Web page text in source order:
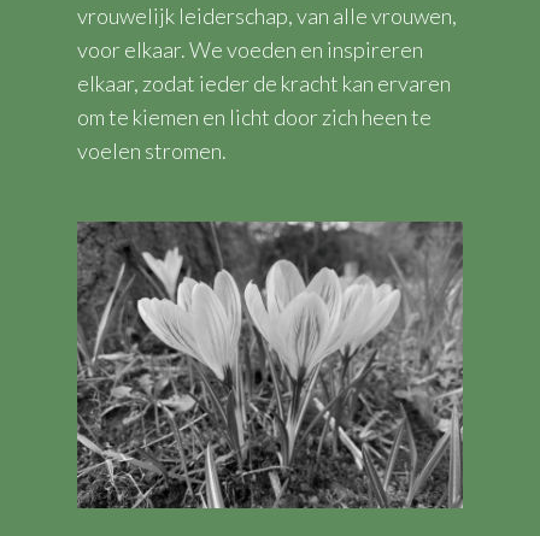
vrouwelijk leiderschap, van alle vrouwen,
voor elkaar. We voeden en inspireren
elkaar, zodat ieder de kracht kan ervaren
om te kiemen en licht door zich heen te
voelen stromen.